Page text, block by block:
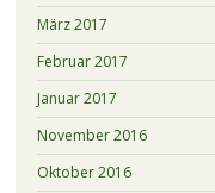
März 2017
Februar 2017
Januar 2017
November 2016
Oktober 2016